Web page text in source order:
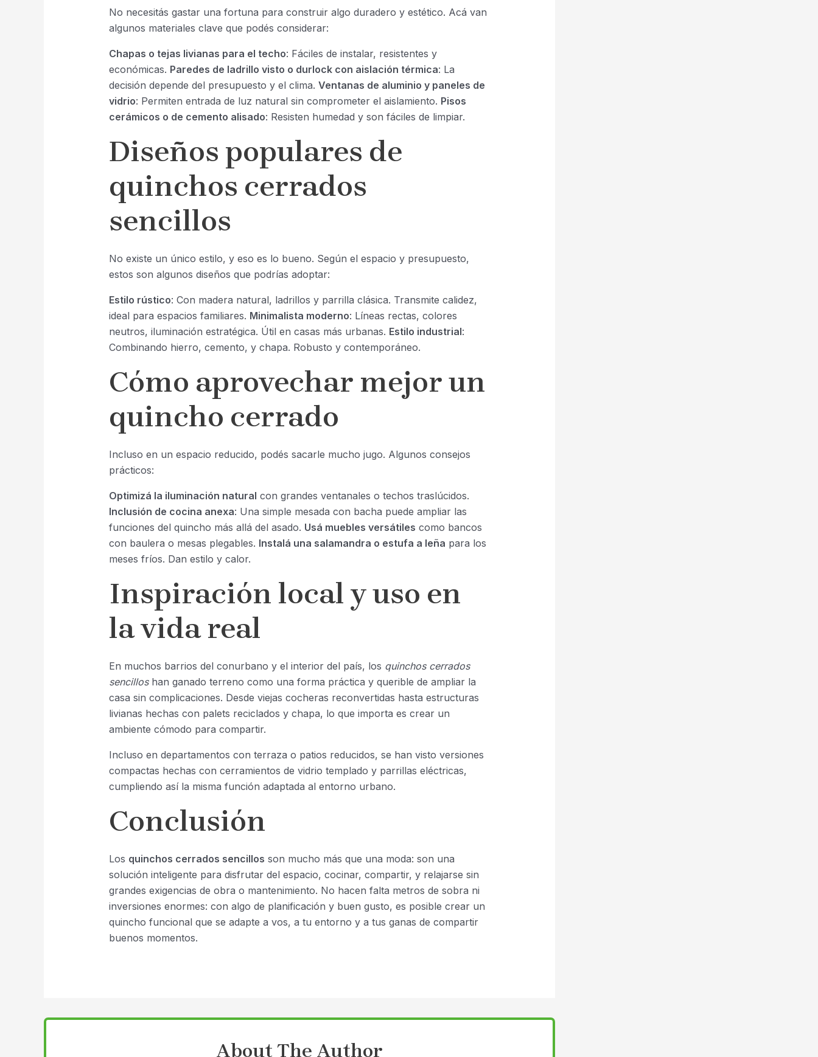
No necesitás gastar una fortuna para construir algo duradero y estético. Acá van
algunos materiales clave que podés considerar:
Chapas o tejas livianas para el techo: Fáciles de instalar, resistentes y
económicas. Paredes de ladrillo visto o durlock con aislación térmica: La
decisión depende del presupuesto y el clima. Ventanas de aluminio y paneles de
vidrio: Permiten entrada de luz natural sin comprometer el aislamiento. Pisos
cerámicos o de cemento alisado: Resisten humedad y son fáciles de limpiar.
Diseños populares de
quinchos cerrados
sencillos
No existe un único estilo, y eso es lo bueno. Según el espacio y presupuesto,
estos son algunos diseños que podrías adoptar:
Estilo rústico: Con madera natural, ladrillos y parrilla clásica. Transmite calidez,
ideal para espacios familiares. Minimalista moderno: Líneas rectas, colores
neutros, iluminación estratégica. Útil en casas más urbanas. Estilo industrial:
Combinando hierro, cemento, y chapa. Robusto y contemporáneo.
Cómo aprovechar mejor un
quincho cerrado
Incluso en un espacio reducido, podés sacarle mucho jugo. Algunos consejos
prácticos:
Optimizá la iluminación natural con grandes ventanales o techos traslúcidos.
Inclusión de cocina anexa: Una simple mesada con bacha puede ampliar las
funciones del quincho más allá del asado. Usá muebles versátiles como bancos
con baulera o mesas plegables. Instalá una salamandra o estufa a leña para los
meses fríos. Dan estilo y calor.
Inspiración local y uso en
la vida real
En muchos barrios del conurbano y el interior del país, los quinchos cerrados
sencilloshan ganado terreno como una forma práctica y querible de ampliar la
casa sin complicaciones. Desde viejas cocheras reconvertidas hasta estructuras
livianas hechas con palets reciclados y chapa, lo que importa es crear un
ambiente cómodo para compartir.
Incluso en departamentos con terraza o patios reducidos, se han visto versiones
compactas hechas con cerramientos de vidrio templado y parrillas eléctricas,
cumpliendo así la misma función adaptada al entorno urbano.
Conclusión
Los quinchos cerrados sencillos son mucho más que una moda: son una
solución inteligente para disfrutar del espacio, cocinar, compartir, y relajarse sin
grandes exigencias de obra o mantenimiento. No hacen falta metros de sobra ni
inversiones enormes: con algo de planificación y buen gusto, es posible crear un
quincho funcional que se adapte a vos, a tu entorno y a tus ganas de compartir
buenos momentos.
About The Author